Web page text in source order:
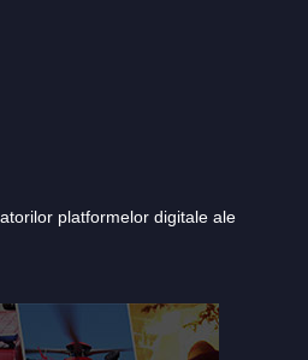
platformelor digitale ale